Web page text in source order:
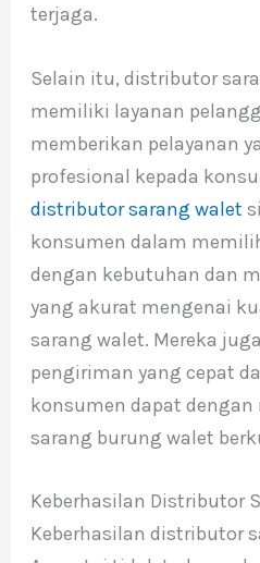
terjaga.
Selain itu, distributor
memiliki layanan
memberikan pelayanan
profesional kepada
distributor sarang walet
konsumen dalam
dengan kebutuhan dan
yang akurat mengenai
sarang walet. Mereka
pengiriman yang cepat
konsumen dapat
sarang burung walet
Keberhasilan Distributor
Keberhasilan distributor